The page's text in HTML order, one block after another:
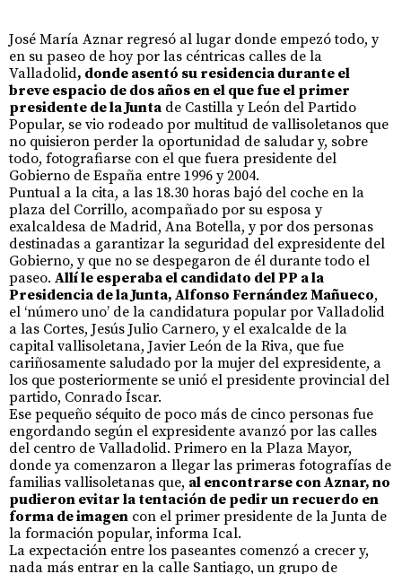
José María Aznar regresó al lugar donde empezó todo, y
en su paseo de hoy por las céntricas calles de la
Valladolid, donde asentó su residencia durante el
breve espacio de dos años en el que fue el primer
presidente de la Junta de Castilla y León del Partido
Popular, se vio rodeado por multitud de vallisoletanos que
no quisieron perder la oportunidad de saludar y, sobre
todo, fotografiarse con el que fuera presidente del
Gobierno de España entre 1996 y 2004.
Puntual a la cita, a las 18.30 horas bajó del coche en la
plaza del Corrillo, acompañado por su esposa y
exalcaldesa de Madrid, Ana Botella, y por dos personas
destinadas a garantizar la seguridad del expresidente del
Gobierno, y que no se despegaron de él durante todo el
paseo. Allí le esperaba el candidato del PP a la
Presidencia de la Junta, Alfonso Fernández Mañueco,
el ‘número uno’ de la candidatura popular por Valladolid
a las Cortes, Jesús Julio Carnero, y el exalcalde de la
capital vallisoletana, Javier León de la Riva, que fue
cariñosamente saludado por la mujer del expresidente, a
los que posteriormente se unió el presidente provincial del
partido, Conrado Íscar.
Ese pequeño séquito de poco más de cinco personas fue
engordando según el expresidente avanzó por las calles
del centro de Valladolid. Primero en la Plaza Mayor,
donde ya comenzaron a llegar las primeras fotografías de
familias vallisoletanas que, al encontrarse con Aznar, no
pudieron evitar la tentación de pedir un recuerdo en
forma de imagen con el primer presidente de la Junta de
la formación popular, informa Ical.
La expectación entre los paseantes comenzó a crecer y,
nada más entrar en la calle Santiago, un grupo de